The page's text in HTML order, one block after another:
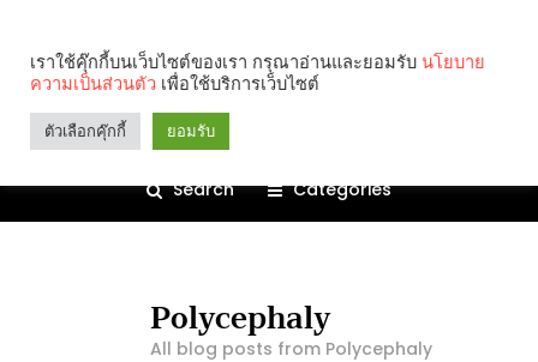
Search Categories
Polycephaly
All blog posts from Polycephaly
เราใช้คุ๊กกี้บนเว็บไซต์ของเรา กรุณาอ่านและยอมรับ นโยบาย
ความเป็นส่วนตัว เพื่อใช้บริการเว็บไซต์
ตัวเลือกคุ๊กกี้ ยอมรับ